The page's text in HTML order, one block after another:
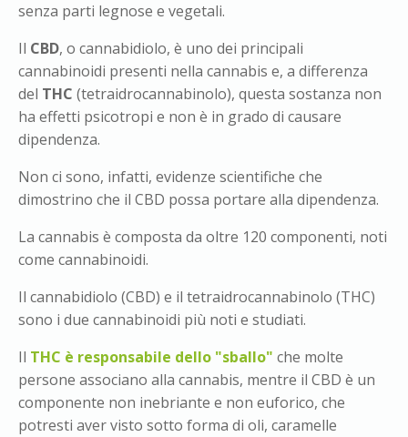
senza parti legnose e vegetali.
Il CBD, o cannabidiolo, è uno dei principali
cannabinoidi presenti nella cannabis e, a differenza
del THC (tetraidrocannabinolo), questa sostanza non
ha effetti psicotropi e non è in grado di causare
dipendenza.
Non ci sono, infatti, evidenze scientifiche che
dimostrino che il CBD possa portare alla dipendenza.
La cannabis è composta da oltre 120 componenti, noti
come cannabinoidi.
Il cannabidiolo (CBD) e il tetraidrocannabinolo (THC)
sono i due cannabinoidi più noti e studiati.
Il THC è responsabile dello "sballo" che molte
persone associano alla cannabis, mentre il CBD è un
componente non inebriante e non euforico, che
potresti aver visto sotto forma di oli, caramelle